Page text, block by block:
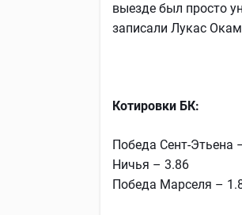
выезде был просто
записали Лукас
Котировки БК:
Победа Сент-Этьена
Ничья – 3.86
Победа Марселя –